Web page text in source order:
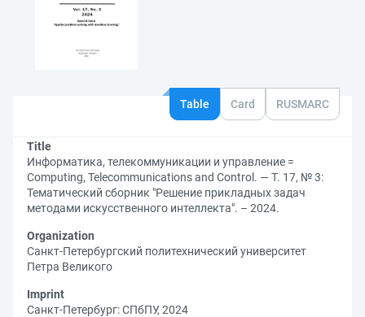
Table Card RUSMARC
Title
Информатика, телекоммуникации и управление =
Computing, Telecommunications and Control. — Т. 17, № 3:
Тематический сборник "Решение прикладных задач
методами искусственного интеллекта". – 2024.
Organization
Санкт-Петербургский политехнический университет
Петра Великого
Imprint
Санкт-Петербург: СПбПУ, 2024